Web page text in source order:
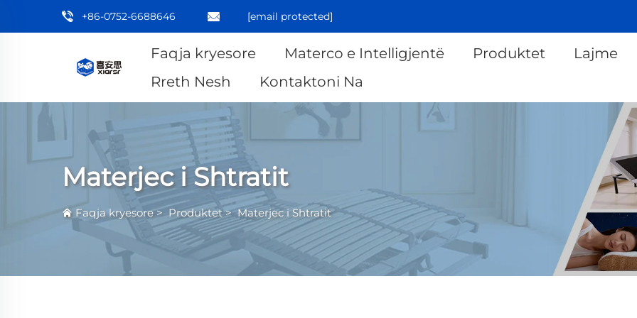
+86-0752-6688646 [email protected]
Faqja kryesore Materco e Intelligjentë Produktet
Lajme
Rreth Nesh
Kontaktoni Na
Materjec i Shtratit
Faqja kryesore> Produktet>Materjec i Shtratit